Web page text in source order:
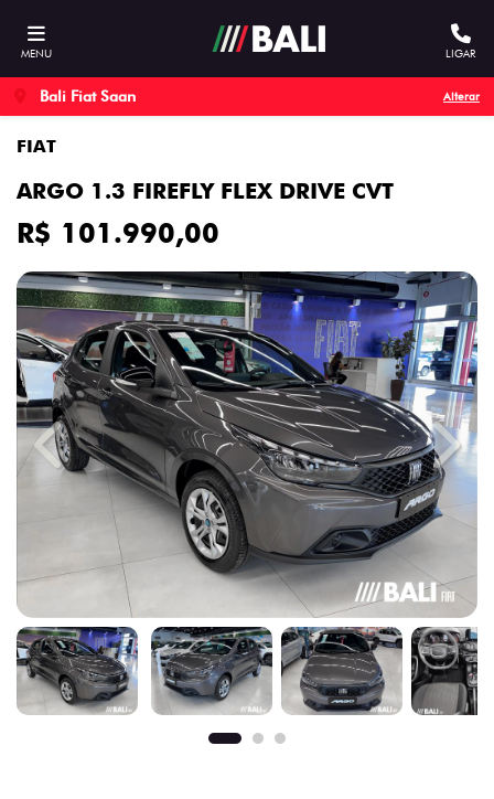
MENU LIGAR
Bali Fiat Saan Alterar
FIAT
ARGO 1.3 FIREFLY FLEX DRIVE CVT
R$ 101.990,00
Previous Next